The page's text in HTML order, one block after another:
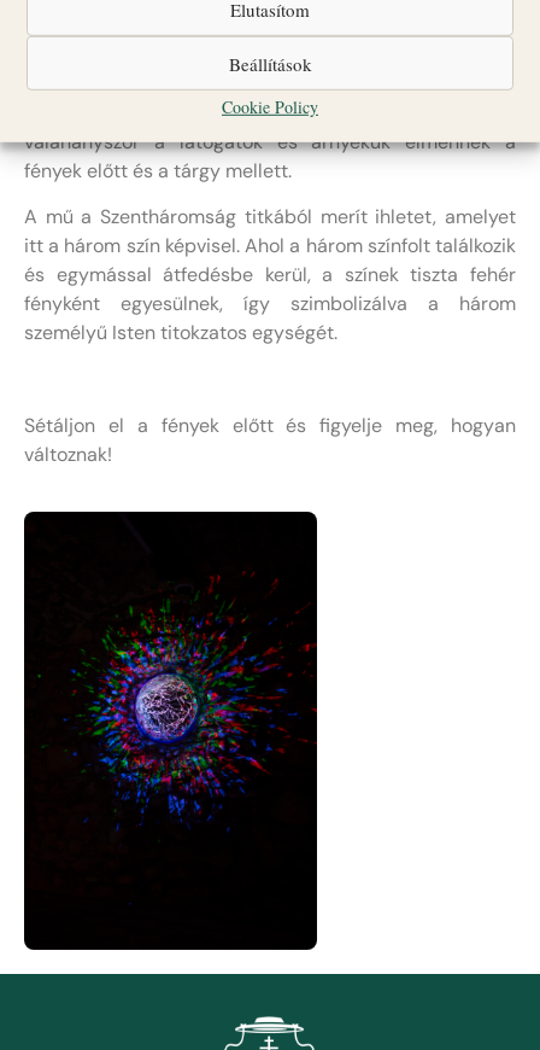
Elutasítom
Beállítások
Cookie Policy
melyet három színes fényforrás világít meg. A
fényvisszaverődések különleges aurát hoznak létre a
körül, színes fénysugarak koszorúját, amely életre kel,
valahányszor a látogatók és árnyékuk elmennek a
fények előtt és a tárgy mellett.
A mű a Szentháromság titkából merít ihletet, amelyet
itt a három szín képvisel. Ahol a három színfolt találkozik
és egymással átfedésbe kerül, a színek tiszta fehér
fényként egyesülnek, így szimbolizálva a három
személyű Isten titokzatos egységét.
Sétáljon el a fények előtt és figyelje meg, hogyan
változnak!